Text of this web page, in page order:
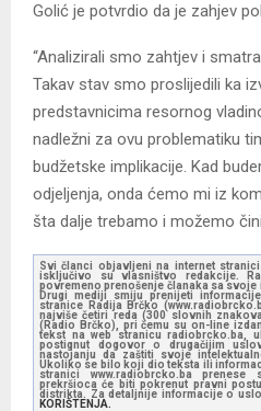
Golić je potvrdio da je zahjev
“Analizirali smo zahtjev i
Takav stav smo proslijedili ka
predstavnicima resornog
nadležni za ovu problematiku
budžetske implikacije. Kad
odjeljenja, onda ćemo mi iz
šta dalje trebamo i možemo
Svi članci objavljeni na internet
isključivo su vlasništvo redakcije.
povremeno prenošenje članaka sa svoje
Drugi mediji smiju prenijeti
stranice Radija Brčko
najviše četiri reda (300 slovnih
(Radio Brčko), pri čemu su on-line
tekst na web stranicu radiobrcko.ba,
postignut dogovor o drugačijim
nastojanju da zaštiti svoje
Ukoliko se bilo koji dio teksta ili
stranici www.radiobrcko.ba
prekršioca će biti pokrenut pravni
distrikta. Za detaljnije informacije o
KORIŠTENJA.